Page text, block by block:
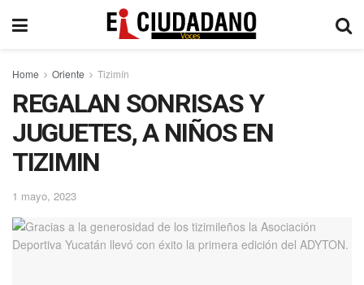
Home Oriente Tizimín
REGALAN SONRISAS Y
JUGUETES, A NIÑOS EN
TIZIMIN
1 mayo, 2023